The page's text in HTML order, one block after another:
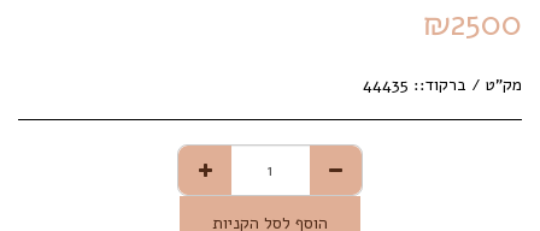
₪2500
מק"ט / ברקוד:: 44435
הוסף לסל הקניות